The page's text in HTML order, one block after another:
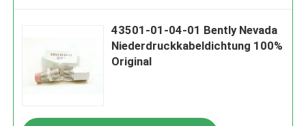
43501-01-04-01 Bently Nevada
Niederdruckkabeldichtung 100%
Original